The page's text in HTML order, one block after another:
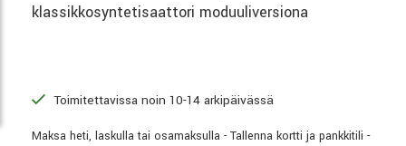
klassikkosyntetisaattori moduuliversiona
Toimitettavissa noin 10-14 arkipäivässä
Maksa heti, laskulla tai osamaksulla - Tallenna kortti ja pankkitili -